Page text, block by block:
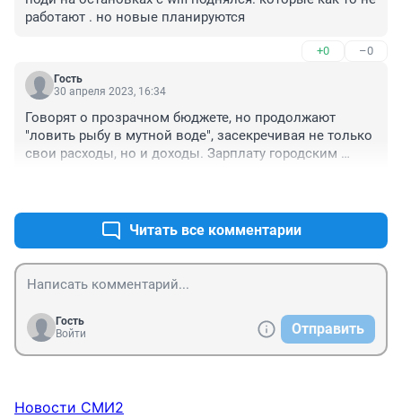
работают . но новые планируются
+0 –0
Гость
30 апреля 2023, 16:34
Говорят о прозрачном бюджете, но продолжают
"ловить рыбу в мутной воде", засекречивая не только
свои расходы, но и доходы. Зарплату городским
чиновников и депутатов должна напрямую зависеть
от качества их работы, иначе эта зюгановщина будет
продолжаться.
Читать все комментарии
Гость
Войти
Отправить
Новости СМИ2